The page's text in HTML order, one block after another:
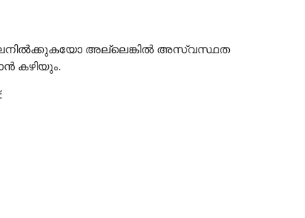
അല്ലെങ്കിൽ അസ്വസ്ഥത
കഴിയും.